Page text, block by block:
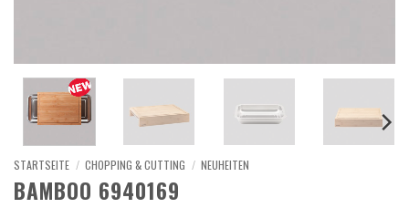
STARTSEITE / CHOPPING & CUTTING / NEUHEITEN
BAMBOO 6940169